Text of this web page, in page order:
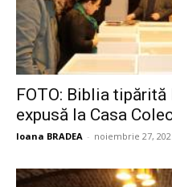
FOTO: Biblia
expusă la Casa
Ioana BRADEA - noiembrie 27,